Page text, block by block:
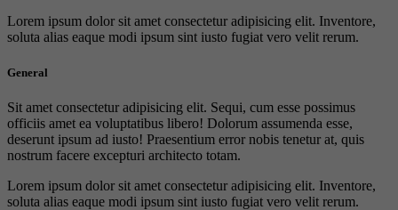
Lorem ipsum dolor sit amet consectetur adipisicing elit. Inventore,
soluta alias eaque modi ipsum sint iusto fugiat vero velit rerum.
General
Sit amet consectetur adipisicing elit. Sequi, cum esse possimus
officiis amet ea voluptatibus libero! Dolorum assumenda esse,
deserunt ipsum ad iusto! Praesentium error nobis tenetur at, quis
nostrum facere excepturi architecto totam.
Lorem ipsum dolor sit amet consectetur adipisicing elit. Inventore,
soluta alias eaque modi ipsum sint iusto fugiat vero velit rerum.